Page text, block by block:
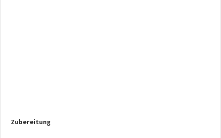
Zubereitung